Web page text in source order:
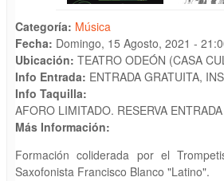
Categoría: Música
Fecha: Domingo, 15 Agosto, 2021 -
Ubicación: TEATRO ODEÓN (CASA
Info Entrada: ENTRADA GRATUITA,
Info Taquilla:
AFORO LIMITADO. RESERVA
Más Información:
Formación coliderada por el
Saxofonista Francisco Blanco "Latino".